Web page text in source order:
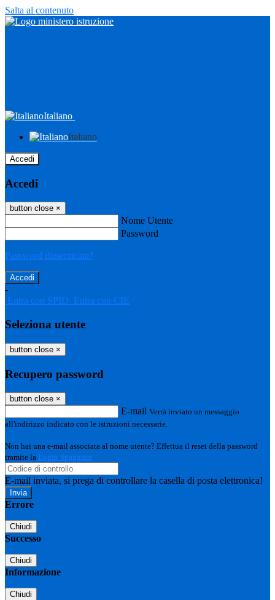
Salta al contenuto
Italiano
Italiano
Accedi
Accedi
button close ×
Nome Utente
Password
Password dimenticata?
-
Entra con SPID Entra con CIE
Seleziona utente
button close ×
Recupero password
button close ×
E-mail Verrà inviato un messaggio
all'indirizzo indicato con le istruzioni necessarie.
Non hai una e-mail associata al nome utente? Effettua il reset della password
tramite la Login Spaggiari
E-mail inviata, si prega di controllare la casella di posta elettronica!
Errore
Chiudi
Successo
Chiudi
Informazione
Chiudi